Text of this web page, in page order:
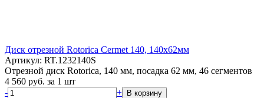
Диск отрезной Rotorica Cermet 140, 140x62мм
Артикул: RT.1232140S
Отрезной диск Rotorica, 140 мм, посадка 62 мм, 46 сегментов
4 560 руб. за 1 шт
-
+ В корзину